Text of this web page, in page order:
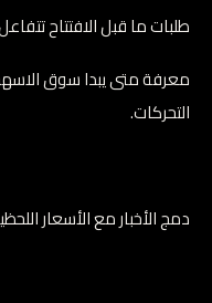
طلبات ما قبل الافتتاح
معرفة متى يبدا سوق
التحركات.
دمج الأخبار مع الأسعار